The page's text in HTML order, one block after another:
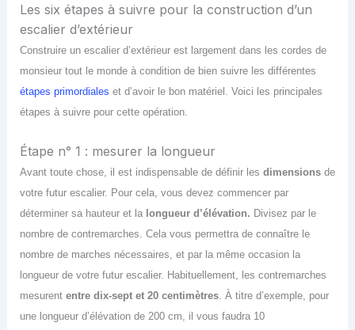
Les six étapes à suivre pour la construction d’un
escalier d’extérieur
Construire un escalier d’extérieur est largement dans les cordes de
monsieur tout le monde à condition de bien suivre les différentes
étapes primordiales et d’avoir le bon matériel. Voici les principales
étapes à suivre pour cette opération.
Étape n° 1 : mesurer la longueur
Avant toute chose, il est indispensable de définir les dimensionsde
votre futur escalier. Pour cela, vous devez commencer par
déterminer sa hauteur et la longueur d’élévation. Divisez par le
nombre de contremarches. Cela vous permettra de connaître le
nombre de marches nécessaires, et par la même occasion la
longueur de votre futur escalier. Habituellement, les contremarches
mesurent entre dix-sept et 20 centimètres. À titre d’exemple, pour
une longueur d’élévation de 200 cm, il vous faudra 10